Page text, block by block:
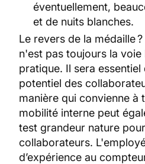
éventuellement,
et de nuits blanches.
Le revers de la médaille
n'est pas toujours la voie
pratique. Il sera
potentiel des
manière qui convienne à
mobilité interne peut
test grandeur nature
collaborateurs.
d’expérience au